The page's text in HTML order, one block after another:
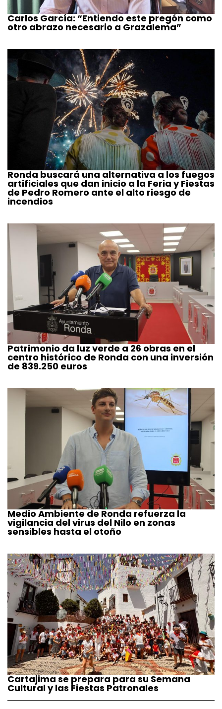
Carlos García: “Entiendo este pregón como
otro abrazo necesario a Grazalema”
Ronda buscará una alternativa a los fuegos
artificiales que dan inicio a la Feria y Fiestas
de Pedro Romero ante el alto riesgo de
incendios
Patrimonio da luz verde a 26 obras en el
centro histórico de Ronda con una inversión
de 839.250 euros
Medio Ambiente de Ronda refuerza la
vigilancia del virus del Nilo en zonas
sensibles hasta el otoño
Cartajima se prepara para su Semana
Cultural y las Fiestas Patronales